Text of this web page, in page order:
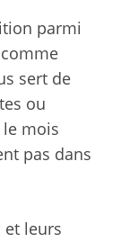
parmi
sert de
ou
le mois
pas dans
et leurs